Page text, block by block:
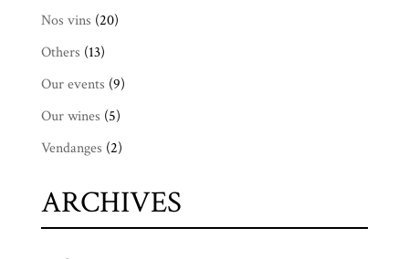
Nos vins (20)
Others (13)
Our events (9)
Our wines (5)
Vendanges (2)
ARCHIVES